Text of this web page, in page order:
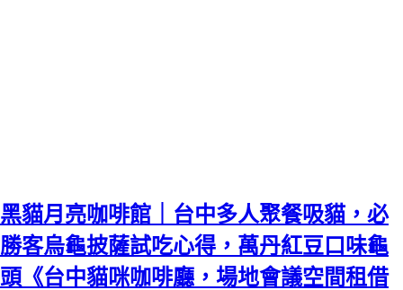
黑貓月亮咖啡館｜台中多人聚餐吸貓，必
勝客烏龜披薩試吃心得，萬丹紅豆口味龜
頭《台中貓咪咖啡廳，場地會議空間租借